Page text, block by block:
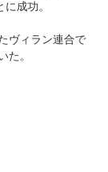
成功。
ヴィラン連合で
た。